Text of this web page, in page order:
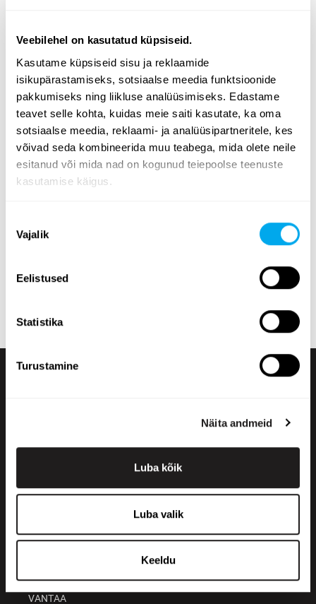
Veebilehel on kasutatud küpsiseid.
Kasutame küpsiseid sisu ja reklaamide
isikupärastamiseks, sotsiaalse meedia funktsioonide
pakkumiseks ning liikluse analüüsimiseks. Edastame
teavet selle kohta, kuidas meie saiti kasutate, ka oma
sotsiaalse meedia, reklaami- ja analüüsipartneritele, kes
võivad seda kombineerida muu teabega, mida olete neile
esitanud või mida nad on kogunud teiepoolse teenuste
kasutamise käigus.
valik
Vajalik
Eelistused
Statistika
Turustamine
Näita andmeid
Luba kõik
Luba valik
Keeldu
Lai valik rasketehnikat - leia endale vajalik
Valige kategooria põllumajandus,transport,ehitus,
metsandus,kommunaalhooldu ,materjali käitlemine .
Kasutage lehe küljel olevaid rasketehnika
otsingukriteeriume, et leida vajadustele vastav traktor,
toote asukoha, väljalaskeaasta, hinna, kuulutuse tüübi
või toote täismassi järgi.
Tutvuge Maatori rasketehnika valikuga ja leidke oma
vajadustele sobiv toode! Kui te ei leia õiget, võite alati
+358 200 70070
Kontor
VANTAA